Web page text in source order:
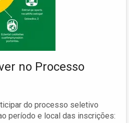
no Processo
do processo seletivo
período e local das inscrições: